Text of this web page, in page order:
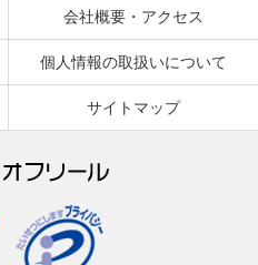
会社概要・アクセス
個人情報の取扱いについて
サイトマップ